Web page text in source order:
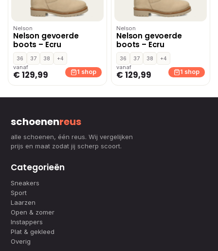
Nelson
Nelson gevoerde
boots – Ecru
36 37 38
+4
vanaf
€ 129,99 1 shop
Nelson
Nelson gevoerde
boots – Ecru
36 37 38
+4
vanaf
€ 129,99 1 shop
schoenenreus
alle schoenen, één reus. Wij vergelijken
prijs en maat zodat jij scherp scoort.
Categorieën
Sneakers
Sport
Laarzen
Open & zomer
Instappers
Plat & gekleed
Overig